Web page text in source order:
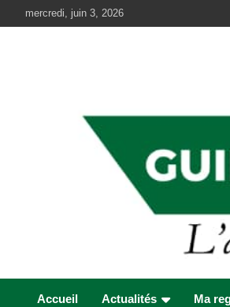
au
mercredi, juin 3, 2026
Accueil Actualités Ma